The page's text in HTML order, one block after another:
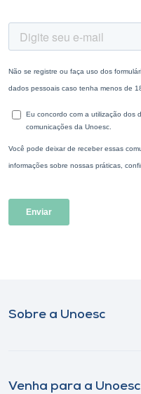
Sobre a Unoesc
Venha para a Unoesc